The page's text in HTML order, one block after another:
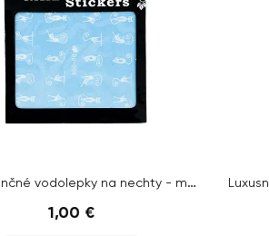
Fluorescenčné vodolepky na nechty - mačky
1,00 €